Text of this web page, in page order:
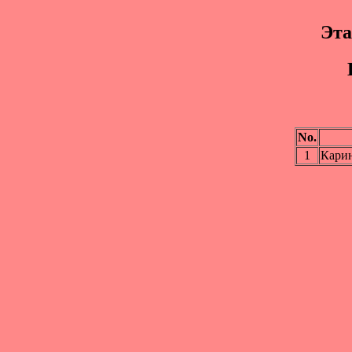
No.
1